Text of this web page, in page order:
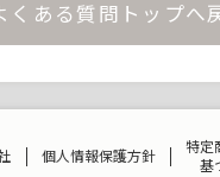
くある質問トップへ
個人情報保護方針
特定
基